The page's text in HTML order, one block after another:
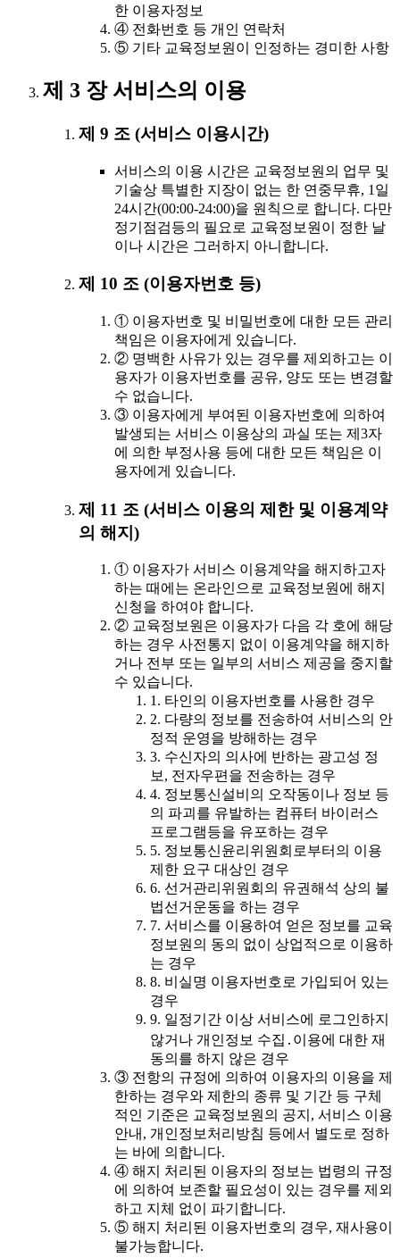
한 이용자정보
④ 전화번호 등 개인 연락처
⑤ 기타 교육정보원이 인정하는 경미한 사항
제 3 장 서비스의 이용
제 9 조 (서비스 이용시간)
서비스의 이용 시간은 교육정보원의 업무 및
기술상 특별한 지장이 없는 한 연중무휴, 1일
24시간(00:00-24:00)을 원칙으로 합니다. 다만
정기점검등의 필요로 교육정보원이 정한 날
이나 시간은 그러하지 아니합니다.
제 10 조 (이용자번호 등)
① 이용자번호 및 비밀번호에 대한 모든 관리
책임은 이용자에게 있습니다.
② 명백한 사유가 있는 경우를 제외하고는 이
용자가 이용자번호를 공유, 양도 또는 변경할
수 없습니다.
③ 이용자에게 부여된 이용자번호에 의하여
발생되는 서비스 이용상의 과실 또는 제3자
에 의한 부정사용 등에 대한 모든 책임은 이
용자에게 있습니다.
제 11 조 (서비스 이용의 제한 및 이용계약
의 해지)
① 이용자가 서비스 이용계약을 해지하고자
하는 때에는 온라인으로 교육정보원에 해지
신청을 하여야 합니다.
② 교육정보원은 이용자가 다음 각 호에 해당
하는 경우 사전통지 없이 이용계약을 해지하
거나 전부 또는 일부의 서비스 제공을 중지할
수 있습니다.
1. 타인의 이용자번호를 사용한 경우
2. 다량의 정보를 전송하여 서비스의 안
정적 운영을 방해하는 경우
3. 수신자의 의사에 반하는 광고성 정
보, 전자우편을 전송하는 경우
4. 정보통신설비의 오작동이나 정보 등
의 파괴를 유발하는 컴퓨터 바이러스
프로그램등을 유포하는 경우
5. 정보통신윤리위원회로부터의 이용
제한 요구 대상인 경우
6. 선거관리위원회의 유권해석 상의 불
법선거운동을 하는 경우
7. 서비스를 이용하여 얻은 정보를 교육
정보원의 동의 없이 상업적으로 이용하
는 경우
8. 비실명 이용자번호로 가입되어 있는
경우
9. 일정기간 이상 서비스에 로그인하지
않거나 개인정보 수집․이용에 대한 재
동의를 하지 않은 경우
③ 전항의 규정에 의하여 이용자의 이용을 제
한하는 경우와 제한의 종류 및 기간 등 구체
적인 기준은 교육정보원의 공지, 서비스 이용
안내, 개인정보처리방침 등에서 별도로 정하
는 바에 의합니다.
④ 해지 처리된 이용자의 정보는 법령의 규정
에 의하여 보존할 필요성이 있는 경우를 제외
하고 지체 없이 파기합니다.
⑤ 해지 처리된 이용자번호의 경우, 재사용이
불가능합니다.